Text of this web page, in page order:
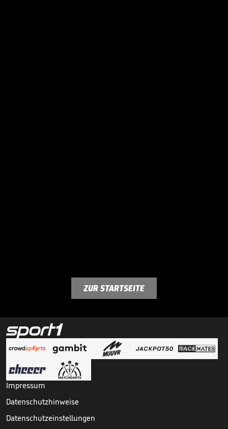
ZUR STARTSEITE
Impressum
Datenschutzhinweise
Datenschutzeinstellungen